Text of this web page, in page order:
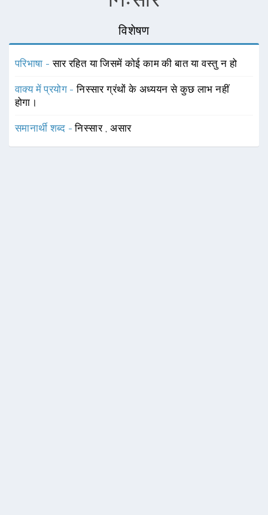
विशेषण
परिभाषा -सार रहित या जिसमें कोई काम की बात या वस्तु न हो
वाक्य में प्रयोग -निस्सार ग्रंथों के अध्ययन से कुछ लाभ नहीं
होगा।
समानार्थी शब्द -निस्सार ,असार